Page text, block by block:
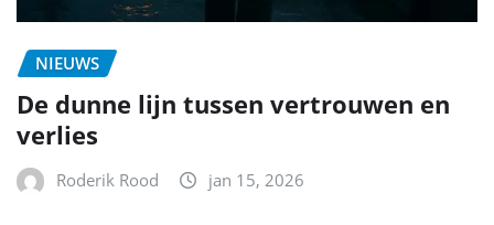
NIEUWS
De dunne lijn tussen vertrouwen en
verlies
Roderik Rood jan 15, 2026